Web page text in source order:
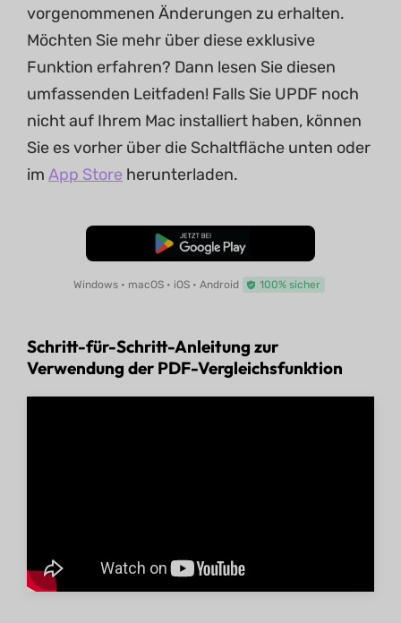
vorgenommenen Änderungen zu erhalten.
Möchten Sie mehr über diese exklusive
Funktion erfahren? Dann lesen Sie diesen
umfassenden Leitfaden! Falls Sie UPDF noch
nicht auf Ihrem Mac installiert haben, können
Sie es vorher über die Schaltfläche unten oder
im App Store herunterladen.
Kostenloser Download
Windows • macOS • iOS • Android 100% sicher
Schritt-für-Schritt-Anleitung zur
Verwendung der PDF-Vergleichsfunktion